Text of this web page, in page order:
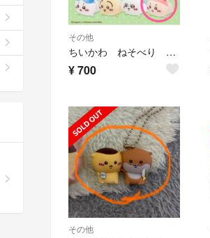
その他
ちいかわ ねそべり ぬいぐるみ
¥700
その他